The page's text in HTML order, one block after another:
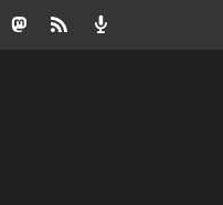
Mastodon.eus
RSS Podcast